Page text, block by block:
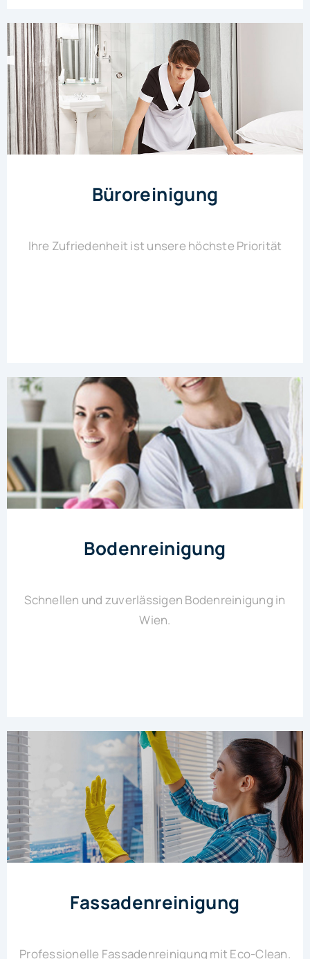
Büroreinigung
Ihre Zufriedenheit ist unsere höchste Priorität
Bodenreinigung
Schnellen und zuverlässigen Bodenreinigung in
Wien.
Fassadenreinigung
Professionelle Fassadenreinigung mit Eco-Clean.